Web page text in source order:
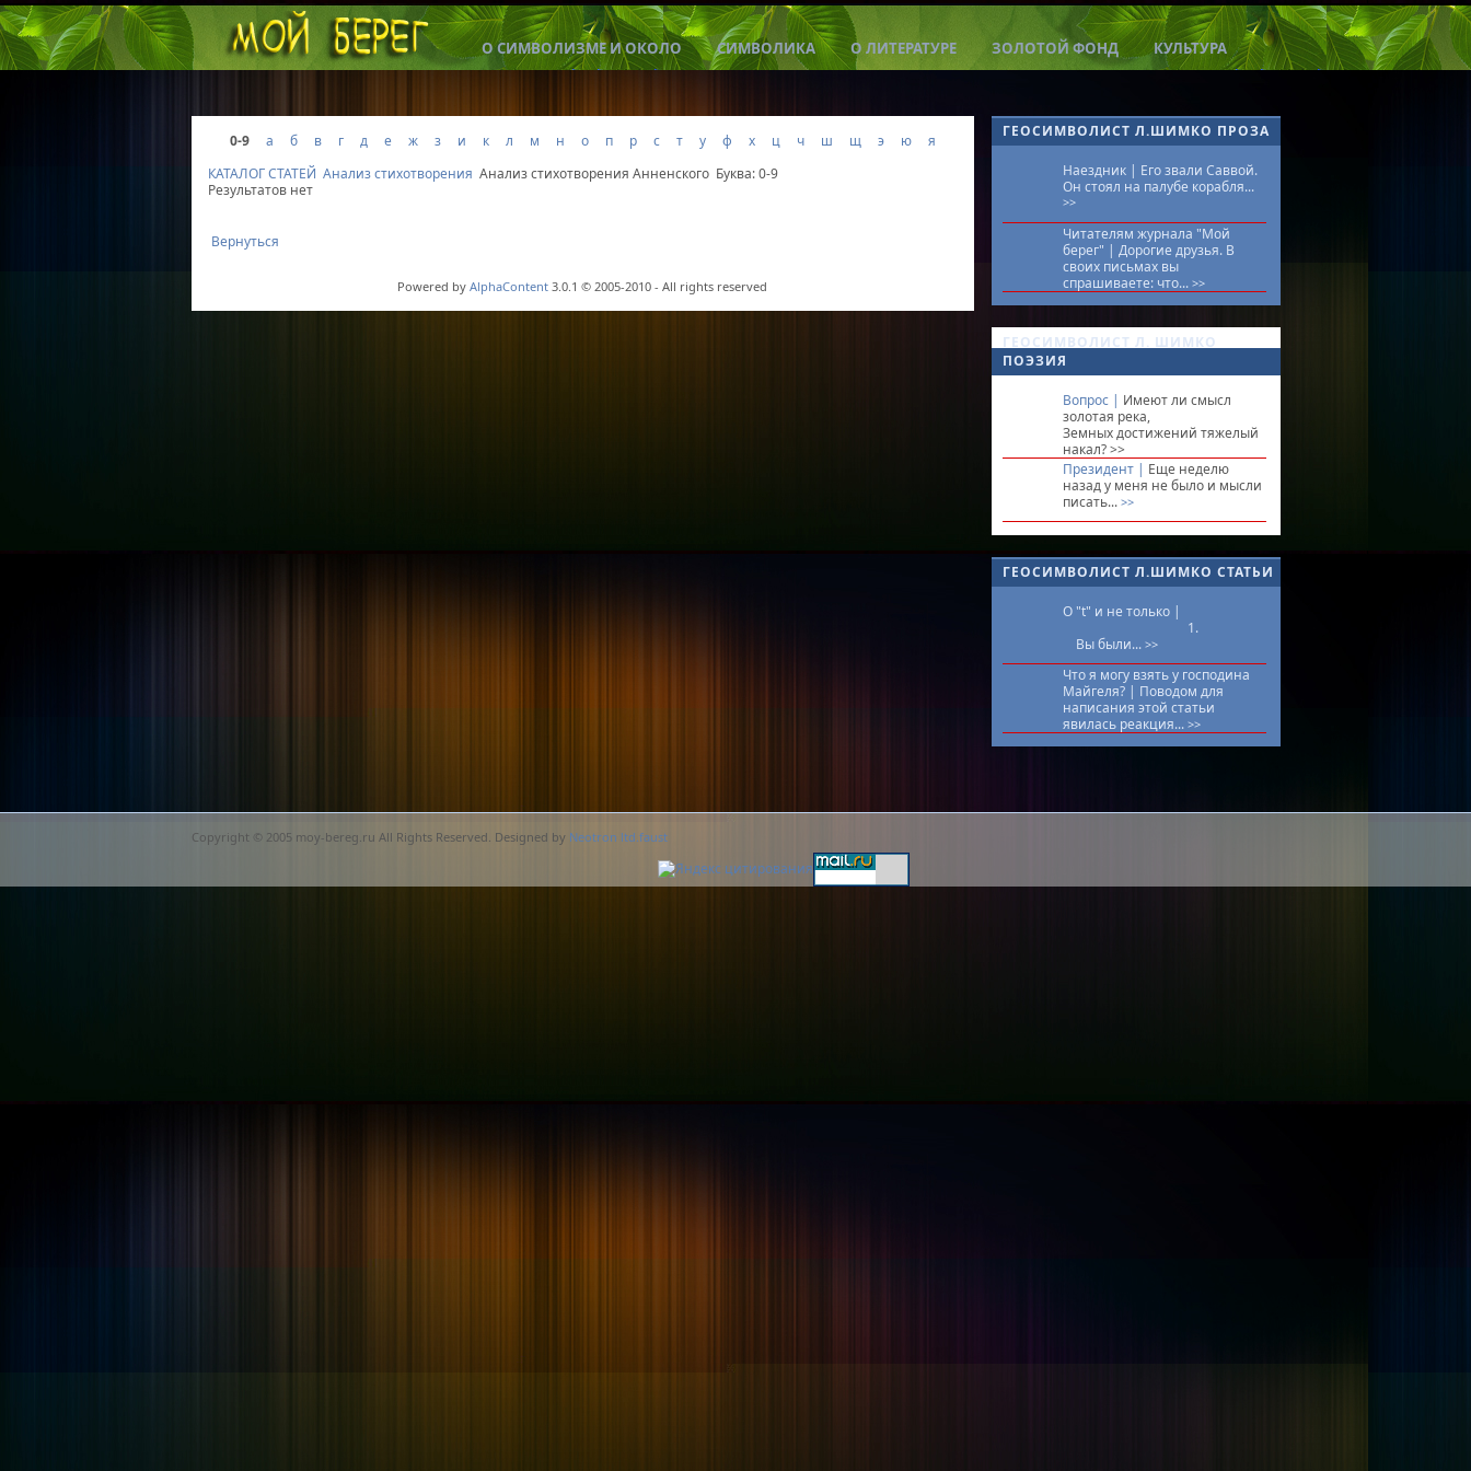
О СИМВОЛИЗМЕ И ОКОЛО СИМВОЛИКА О ЛИТЕРАТУРЕ ЗОЛОТОЙ ФОНД КУЛЬТУРА
0-9 а б в г д е ж з и к л м н о п р с т у ф х ц ч ш щ э ю
я
КАТАЛОГ СТАТЕЙ Анализ стихотворения Анализ стихотворения Анненского Буква: 0-9
Результатов нет
Вернуться
Powered by AlphaContent 3.0.1 © 2005-2010 - All rights reserved
ГЕОСИМВОЛИСТ Л.ШИМКО ПРОЗА
Наездник | Его звали Саввой.
Он стоял на палубе корабля...
>>
Читателям журнала "Мой
берег" | Дорогие друзья. В
своих письмах вы
спрашиваете: что...>>
ГЕОСИМВОЛИСТ Л. ШИМКО
ПОЭЗИЯ
Вопрос | Имеют ли смысл
золотая река,
Земных достижений тяжелый
накал?>>
Президент | Еще неделю
назад у меня не было и мысли
писать...>>
ГЕОСИМВОЛИСТ Л.ШИМКО СТАТЬИ
О "t" и не только |
1.
Вы были...>>
Что я могу взять у господина
Майгеля? | Поводом для
написания этой статьи
явилась реакция...>>
Copyright © 2005 moy-bereg.ru All Rights Reserved. Designed by Neotron ltd.faust